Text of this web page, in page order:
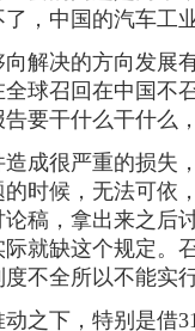
，中国的汽车工
决的方向发展
球召回在中国不
要干什么干什么
很严重的损失
时候，无法可依
论稿，拿出来之后
就缺这个规定。
不全所以不能实
下，特别是借